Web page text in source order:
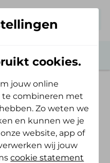
cookies.
jouw online
te combineren met
Zo weten we
en kunnen we je
website, app of
wij jouw
cookie statement